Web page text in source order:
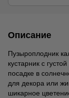
Описание
Пузыроплодник
кустарник с
посадке в
для декора или
шикарное